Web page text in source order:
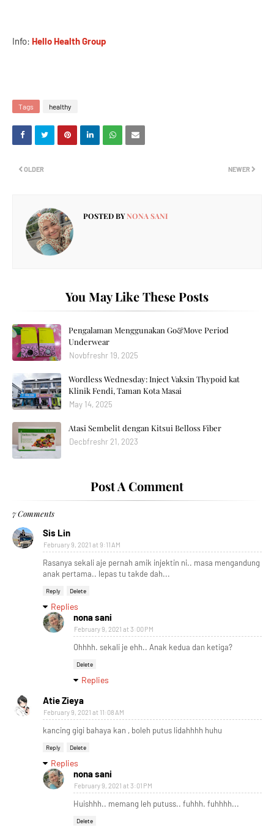
Info: Hello Health Group
Tags healthy
NEWER
OLDER
POSTED BYNONA SANI
You May Like These Posts
Pengalaman Menggunakan Go&Move Period
Underwear
Novbfreshr 19, 2025
Wordless Wednesday: Inject Vaksin Thypoid kat
Klinik Fendi, Taman Kota Masai
May 14, 2025
Atasi Sembelit dengan Kitsui Belloss Fiber
Decbfreshr 21, 2023
Post A Comment
7 Comments
Sis Lin
February 9, 2021 at 9:11 AM
Rasanya sekali aje pernah amik injektin ni.. masa mengandung
anak pertama.. lepas tu takde dah...
Reply Delete
Replies
nona sani
February 9, 2021 at 3:00 PM
Ohhhh. sekali je ehh.. Anak kedua dan ketiga?
Delete
Replies
Atie Zieya
February 9, 2021 at 11:08 AM
kancing gigi bahaya kan , boleh putus lidahhhh huhu
Reply Delete
Replies
nona sani
February 9, 2021 at 3:01 PM
Huishhh.. memang leh putuss.. fuhhh. fuhhhh...
Delete